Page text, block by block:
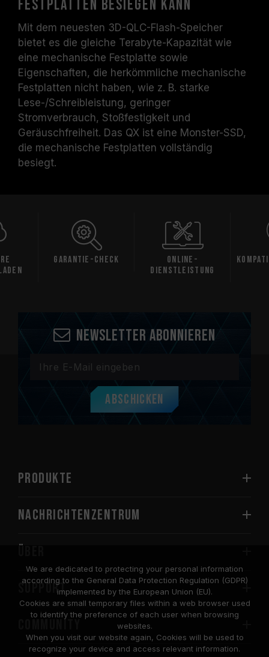
Festplatten besiegen kann
Mit dem neuesten 3D-QLC-Flash-Speicher
bietet es die gleiche Terabyte-Kapazität wie
eine mechanische Festplatte sowie
Eigenschaften, die herkömmliche mechanische
Festplatten nicht haben, wie z. B. starke
Lese-/Schreibleistung, geringer
Stromverbrauch, Stoßfestigkeit und
Geräuschfreiheit. Das QX ist eine Monster-SSD,
die mechanische Festplatten vollständig
besiegt.
Garantie-Check
Online-
Dienstleistung
Newsletter abonnieren
Abschicken
PRODUKTE
Nachrichtenzentrum
SUPPORT
COMMUNITY
We are dedicated to protecting your personal information
according to the General Data Protection Regulation (GDPR)
implemented by the European Union (EU).
Cookies are small temporary files within a web browser used
to identify the preference of each user when browsing
websites.
When you visit our website again, Cookies will be used to
recognize your device and access relevant information.